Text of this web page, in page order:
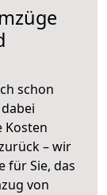
schon
Kosten
– wir
für Sie, das
von